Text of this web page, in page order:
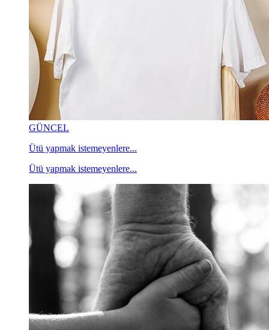
GÜNCEL
Ütü yapmak istemeyenlere...
Ütü yapmak istemeyenlere...